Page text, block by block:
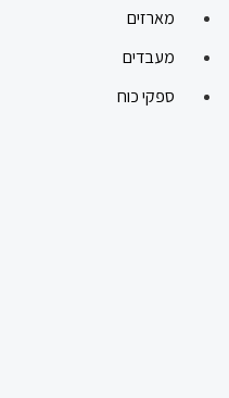
מארזים
מעבדים
ספקי כוח